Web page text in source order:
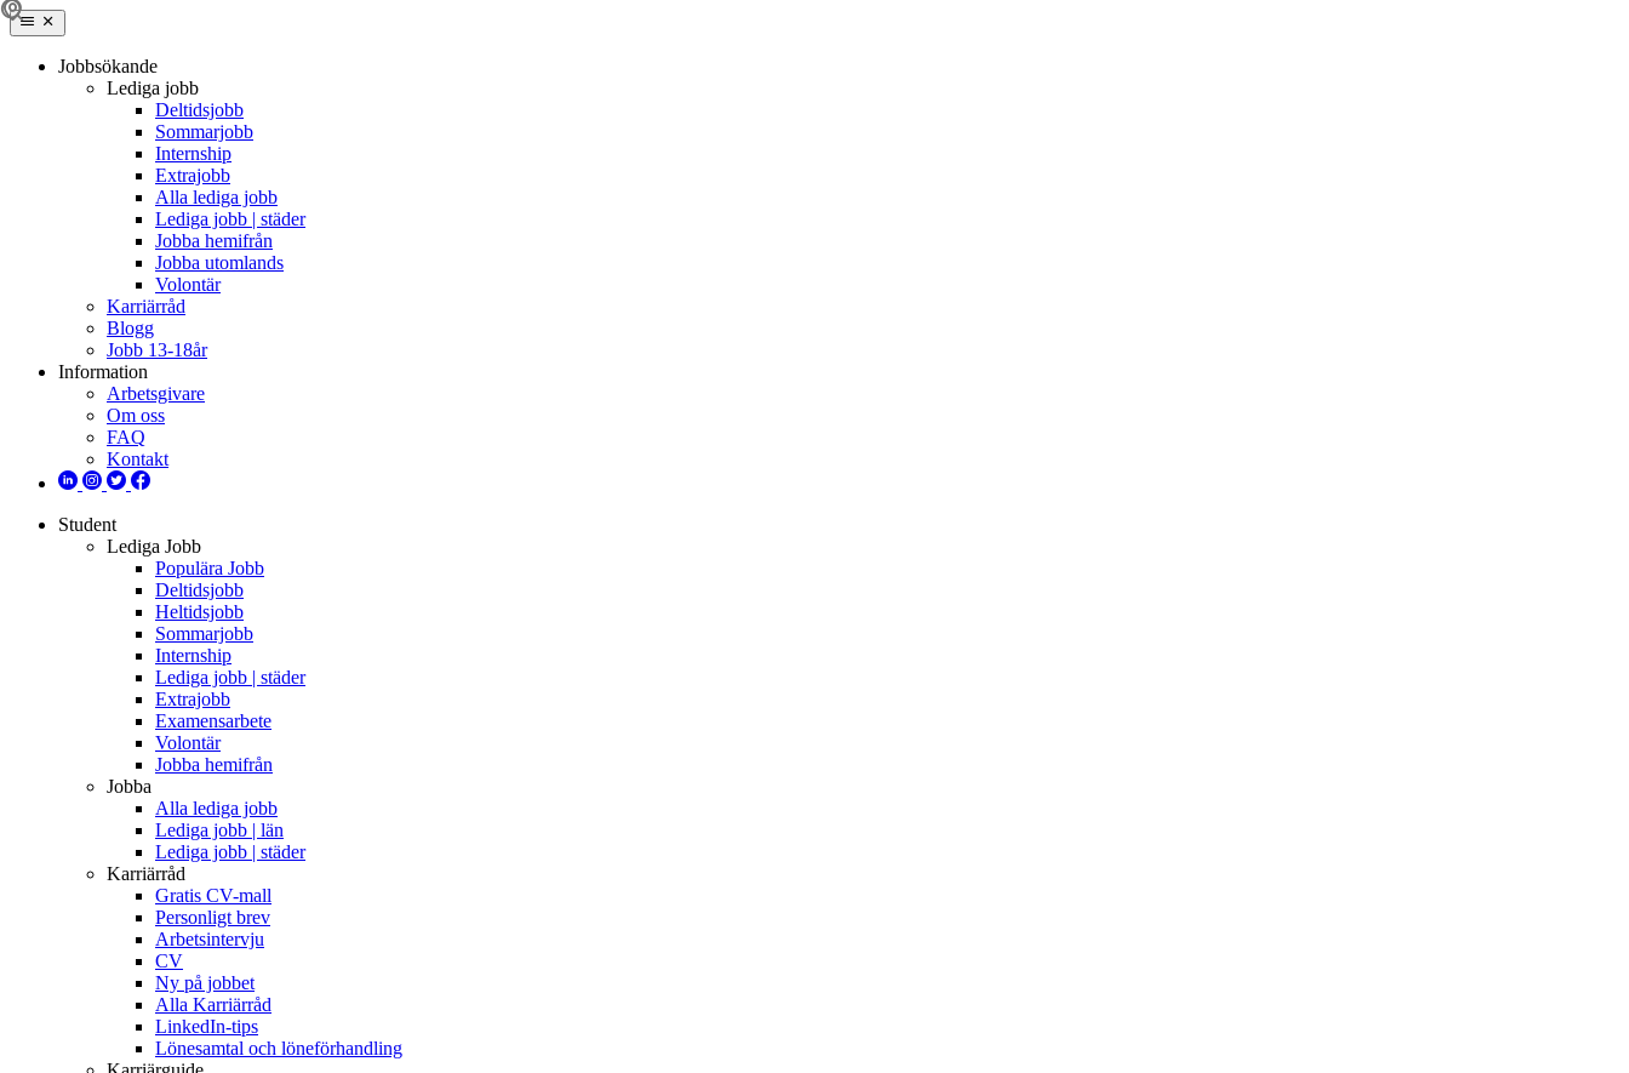
Jobbsökande
Lediga jobb
Deltidsjobb
Sommarjobb
Internship
Extrajobb
Alla lediga jobb
Lediga jobb | städer
Jobba hemifrån
Jobba utomlands
Volontär
Karriärråd
Blogg
Jobb 13-18år
Information
Arbetsgivare
Om oss
FAQ
Kontakt
Student
Lediga Jobb
Populära Jobb
Deltidsjobb
Heltidsjobb
Sommarjobb
Internship
Lediga jobb | städer
Extrajobb
Examensarbete
Volontär
Jobba hemifrån
Jobba
Alla lediga jobb
Lediga jobb | län
Lediga jobb | städer
Karriärråd
Gratis CV-mall
Personligt brev
Arbetsintervju
CV
Ny på jobbet
Alla Karriärråd
LinkedIn-tips
Lönesamtal och löneförhandling